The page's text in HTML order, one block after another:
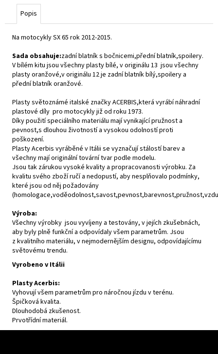
Popis
Na motocykly SX 65 rok 2012-2015.
Sada obsahuje:zadní blatník s bočnicemi,přední blatník,spoilery.
V bílém kitu jsou všechny plasty bílé, v originálu 13 jsou všechny
plasty oranžové,v originálu 12 je zadní blatník bílý,spoilery a
přední blatník oranžové.
Plasty světoznámé italské značky ACERBIS,která vyrábí náhradní
plastové díly pro motocykly již od roku 1973.
Díky použití speciálního materiálu mají vynikající pružnost a
pevnost,s dlouhou životností a vysokou odolností proti
poškození.
Plasty Acerbis vyráběné v Itálii se vyznačují stálostí barev a
všechny mají originální tovární tvar podle modelu.
Jsou tak zárukou vysoké kvality a propracovanosti výrobku. Za
kvalitu svého zboží ručí a nedopustí, aby nesplňovalo podmínky,
které jsou od něj požadovány
Výroba:
Všechny výrobky jsou vyvíjeny a testovány, v jejích zkušebnách,
aby byly plně funkční a odpovídaly všem parametrům. Jsou
z kvalitního materiálu, v nejmodernějším designu, odpovídajícímu
světovému trendu.
Vyrobeno v Itálii
Plasty Acerbis:
Vyhovují všem parametrům pro náročnou jízdu v terénu.
Špičková kvalita.
Dlouhodobá zkušenost.
Prvotřídní materiál.